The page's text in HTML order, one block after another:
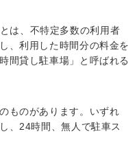
は、不特定多数の利用者
、利用した時間分の料金を
間貸し駐車場」と呼ばれる
ものがあります。いずれ
、24時間、無人で駐車ス